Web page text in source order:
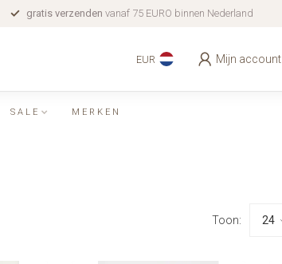
gratis verzenden vanaf 75 EURO binnen Nederland
EUR Mijn account
SALE MERKEN
Toon: